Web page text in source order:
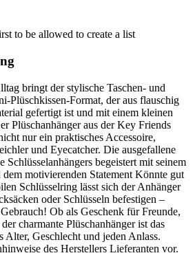
to be allowed to create a list
bringt der stylische Taschen- und
Plüschkissen-Format, der aus flauschig
gefertigt ist und mit einem kleinen
Plüschanhänger aus der Key Friends
nur ein praktisches Accessoire,
und Eyecatcher. Die ausgefallene
Schlüsselanhängers begeistert mit seinem
motivierenden Statement Könnte gut
Schlüsselring lässt sich der Anhänger
oder Schlüsseln befestigen –
Ob als Geschenk für Freunde,
charmante Plüschanhänger ist das
Alter, Geschlecht und jeden Anlass.
des Herstellers Lieferanten vor.